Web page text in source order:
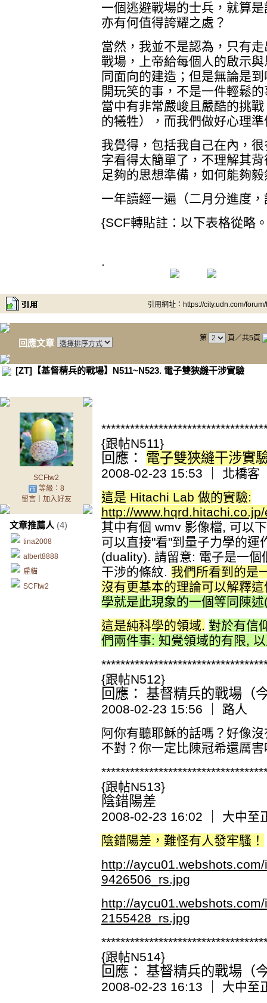
一個逃避戰場的士兵，就算
亦有何值得誇耀之處？
當然，我並不是認為，只有
戰場，上帝給每個人的啟示
同面向的建造；但是無論是
開玩笑的事，不是一件輕鬆
當中有非常嚴峻且嚴酷的挑
的犧牲），而我們做好心理
我覺得，包括我自己在內，
字看得太簡單了，不理解其
足夠的思想準備，如何能夠
一年讀經一遍（二月分進度
{SCF轉貼註：以下表格從略
.
引用網址：https://city.udn.com/
回應文章 第 頁／共5頁
[ZT]【基督精兵的戰場】N511~N523. 電子雙狹縫干涉實驗
SCFtw2
等級：8
留言｜ 加入好友
文章推薦人 (4)
tina2008
albert8888
雇貓
SCFtw2
{跟帖N511}
回應： 電子雙狹縫干涉實
2008-02-23 15:53 ｜ 北橋客
這是 Hitachi Lab 做的實驗:
http://
其中有個 wmv 影像檔, 可以
可以直接"看"到量子力學的運
(duality). 請留意: 電子是一
干涉的條紋. 我們所看到的是
沒有更基本的理論可以解釋
學就是此現象的一個等同陳
這是純科學的領域. 對於有信
們兩件事: 知覺領域的有限,
{跟帖N512}
回應： 基督精兵的戰場（
2008-02-23 15:56 ｜ 路人
阿你有聽耶穌的話嗎？好像
不對？你一定比陳冠希還厲
{跟帖N513}
陰錯陽差
2008-02-23 16:02 ｜ 大中至
陰錯陽差，難怪有人發牢騷！
http://
9426506_rs.jpg
http://
2155428_rs.jpg
{跟帖N514}
回應： 基督精兵的戰場（
2008-02-23 16:13 ｜ 大中至